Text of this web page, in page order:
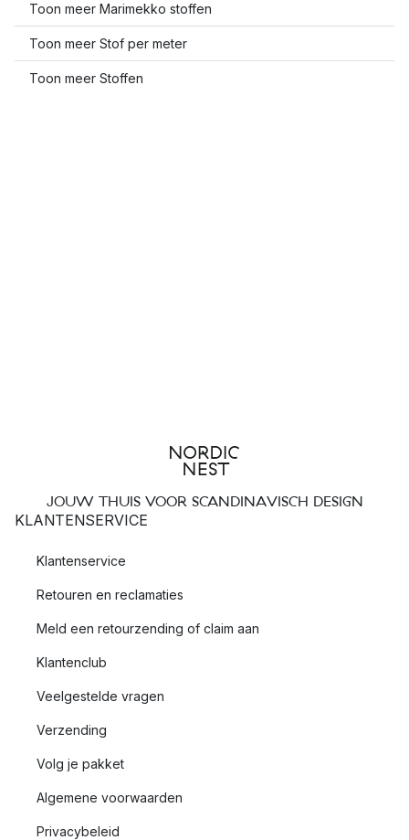
Toon meer Marimekko stoffen
Toon meer Stof per meter
Toon meer Stoffen
JOUW THUIS VOOR SCANDINAVISCH DESIGN
KLANTENSERVICE
Klantenservice
Retouren en reclamaties
Meld een retourzending of claim aan
Klantenclub
Veelgestelde vragen
Verzending
Volg je pakket
Algemene voorwaarden
Privacybeleid